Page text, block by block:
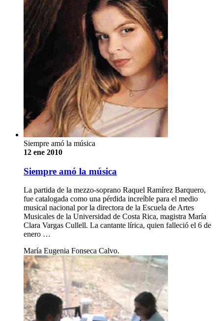
Siempre amó la música
12 ene 2010
Siempre amó la música
La partida de la mezzo-soprano Raquel Ramírez Barquero,
fue catalogada como una pérdida increíble para el medio
musical nacional por la directora de la Escuela de Artes
Musicales de la Universidad de Costa Rica, magistra María
Clara Vargas Cullell. La cantante lírica, quien falleció el 6 de
enero …
María Eugenia Fonseca Calvo.